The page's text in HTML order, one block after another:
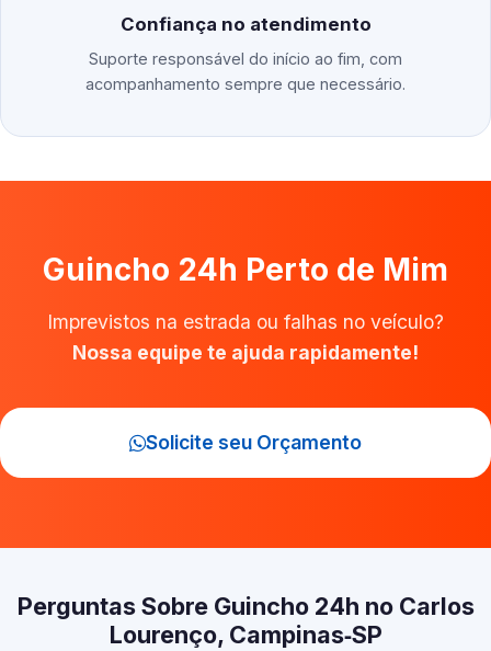
Confiança no atendimento
Suporte responsável do início ao fim, com
acompanhamento sempre que necessário.
Guincho 24h Perto de Mim
Imprevistos na estrada ou falhas no veículo?
Nossa equipe te ajuda rapidamente!
Solicite seu Orçamento
Perguntas Sobre Guincho 24h no Carlos
Lourenço, Campinas‑SP